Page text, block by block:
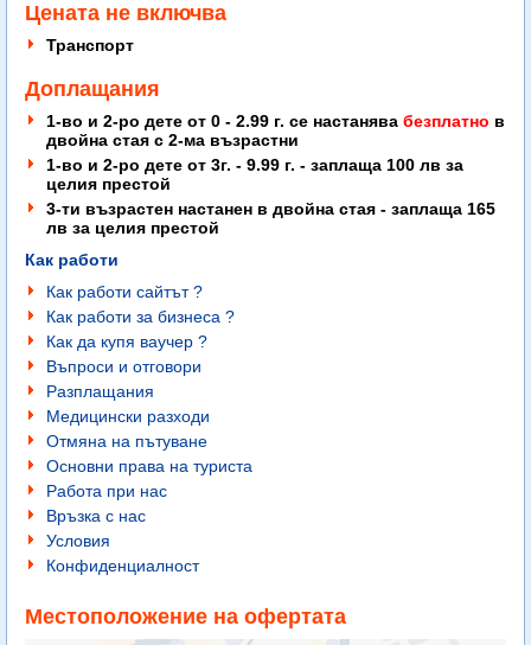
Цената не включва
Транспорт
Доплащания
1-во и 2-ро дете от 0 - 2.99 г. се настанява безплатно в
двойна стая с 2-ма възрастни
1-во и 2-ро дете от 3г. - 9.99 г. - заплаща 100 лв за
целия престой
3-ти възрастен настанен в двойна стая - заплаща 165
лв за целия престой
Как работи
Как работи сайтът ?
Как работи за бизнеса ?
Как да купя ваучер ?
Въпроси и отговори
Разплащания
Медицински разходи
Отмяна на пътуване
Основни права на туриста
Работа при нас
Връзка с нас
Условия
Конфиденциалност
Местоположение на офертата